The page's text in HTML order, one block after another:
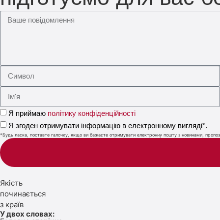
Я приймаю політику конфіденційності
Я згоден отримувати інформацію в електронному вигляді*.
*Будь ласка, поставте галочку, якщо ви бажаєте отримувати електронну пошту з новинами,
Якість
починається
з країв
У двох словах: